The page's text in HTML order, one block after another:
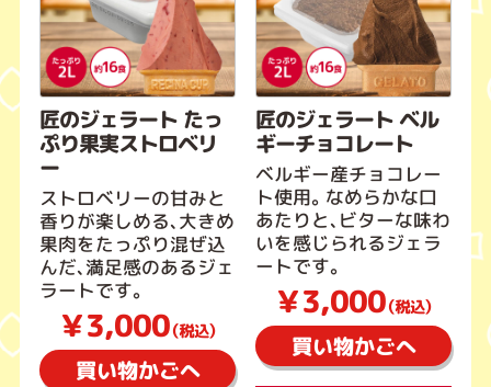
匠のジェラート たっ
ぷり果実ストロベリ
ー
ストロベリーの甘みと
香りが楽しめる、大きめ
果肉をたっぷり混ぜ込
んだ、満足感のあるジェ
ラートです。
￥3,000（税込）
買い物かごへ
匠のジェラート ベル
ギーチョコレート
ベルギー産チョコレー
ト使用。なめらかな口
あたりと、ビターな味わ
いを感じられるジェラ
ートです。
￥3,000（税込）
買い物かごへ